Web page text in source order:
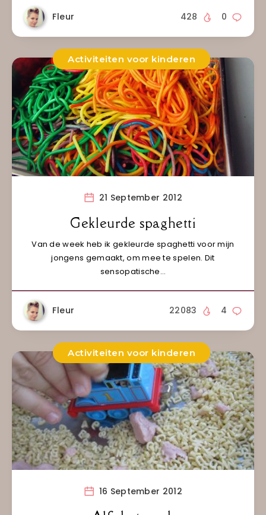
Fleur 0
428
Activiteiten voor kinderen
21 September 2012
Gekleurde spaghetti
Van de week heb ik gekleurde spaghetti voor mijn
jongens gemaakt, om mee te spelen. Dit
sensopatische…
Fleur 4
22083
Activiteiten voor kinderen
16 September 2012